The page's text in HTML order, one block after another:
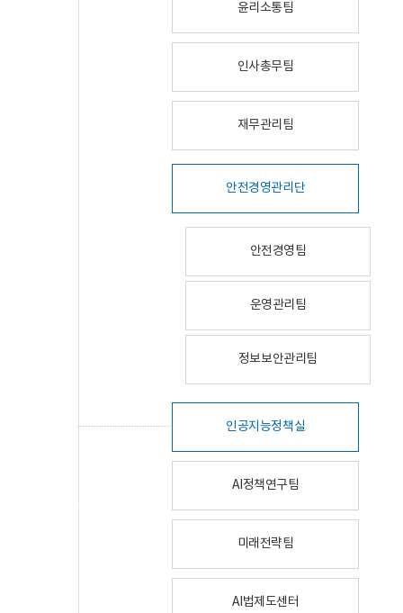
윤리소통팀
인사총무팀
재무관리팀
안전경영관리단
안전경영팀
운영관리팀
정보보안관리팀
인공지능정책실
AI정책연구팀
미래전략팀
AI법제도센터